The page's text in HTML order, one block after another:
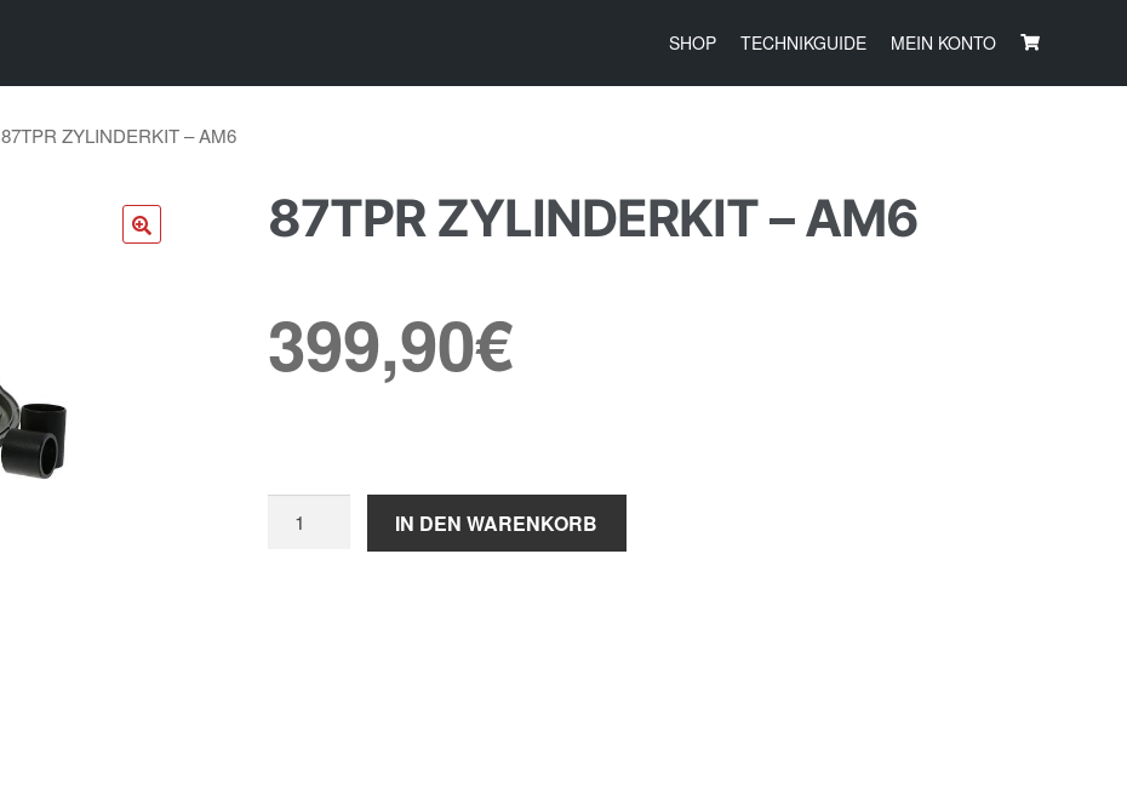
SHOP TECHNIKGUIDE MEIN KONTO
87TPR ZYLINDERKIT – AM6
87TPR ZYLINDERKIT – AM6
399,90€
Zylinderkit
IN DEN WARENKORB